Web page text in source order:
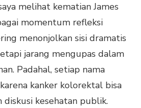
melihat kematian James
momentum refleksi
menonjolkan sisi dramatis
jarang mengupas dalam
Padahal, setiap nama
kanker kolorektal bisa
diskusi kesehatan publik.